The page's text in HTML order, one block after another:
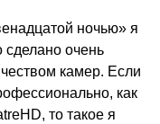
ночью» я
очень
камер. Если
как
то такое я